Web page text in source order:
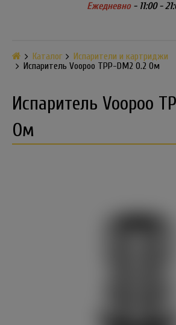
Ежедневно- 11:00 -
Каталог
Испарители и картриджи
Испаритель Voopoo TPP-DM2 0.2 Ом
Испаритель Voopoo
Ом